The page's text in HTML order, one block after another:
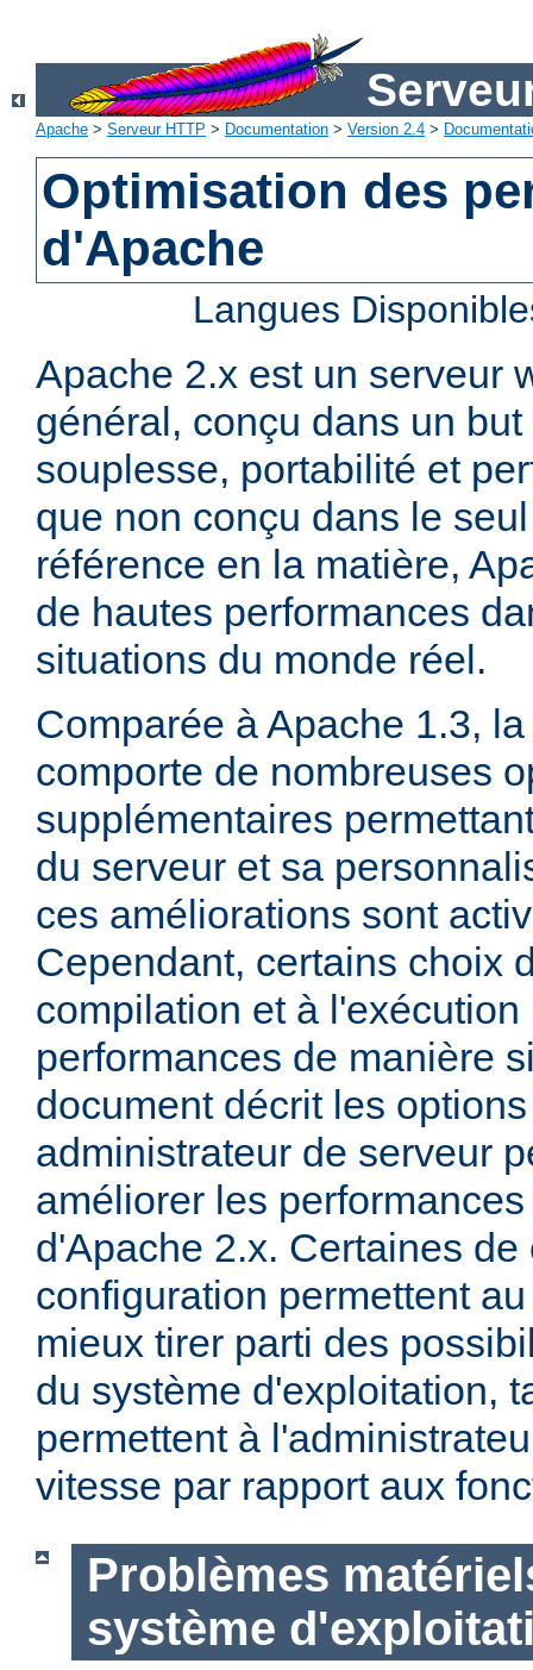
Apache > Serveur HTTP > Documentation > Version 2.4 >
Optimisation des
d'Apache
Langues
Apache 2.x est un serveur
général, conçu dans un
souplesse, portabilité et
que non conçu dans le
référence en la matière,
de hautes performances
situations du monde réel.
Comparée à Apache 1.3,
comporte de nombreuses
supplémentaires
du serveur et sa
ces améliorations sont
Cependant, certains choix
compilation et à
performances de manière
document décrit les
administrateur de serveur
améliorer les
d'Apache 2.x. Certaines
configuration permettent
mieux tirer parti des
du système d'exploitation,
permettent à
vitesse par rapport aux
Problèmes
système